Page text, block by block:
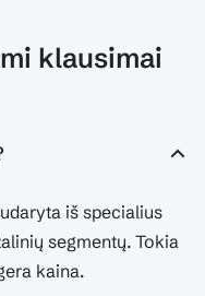
klausimai
iš specialius
segmentų. Tokia
kaina.